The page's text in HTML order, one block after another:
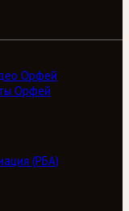
Орфей
Орфей
(РБА)